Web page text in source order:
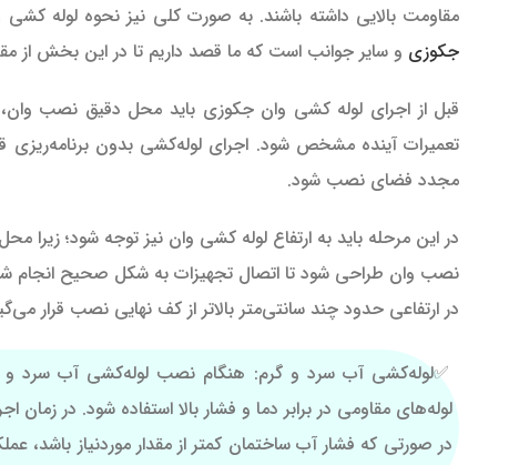
مقاومت بالایی داشته باشند. به صورت کلی نیز نحوه لوله
جکوزی و سایر جوانب است که ما قصد داریم تا در این بخش از
قبل از اجرای لوله کشی وان جکوزی باید محل دقیق نصب
تعمیرات آینده مشخص شود. اجرای لوله‌کشی بدون
مجدد فضای نصب شود.
در این مرحله باید به ارتفاع لوله کشی وان نیز توجه شود؛ زیرا
نصب وان طراحی شود تا اتصال تجهیزات به شکل صحیح انجام
در ارتفاعی حدود چند سانتی‌متر بالاتر از کف نهایی نصب قرار
لوله‌کشی آب سرد و گرم: هنگام نصب لوله‌کشی آب سرد و
لوله‌های مقاومی در برابر دما و فشار بالا استفاده شود. در
در صورتی که فشار آب ساختمان کمتر از مقدار موردنیاز